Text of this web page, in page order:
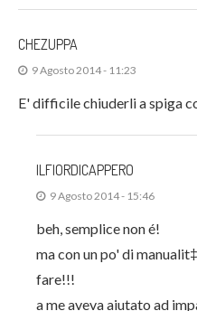
CHEZUPPA
9 Agosto 2014 - 11:23
E' difficile chiuderli a spiga
ILFIORDICAPPERO
9 Agosto 2014 - 15:46
beh, semplice non é!
ma con un po' di
fare!!!
a me aveva aiutato ad